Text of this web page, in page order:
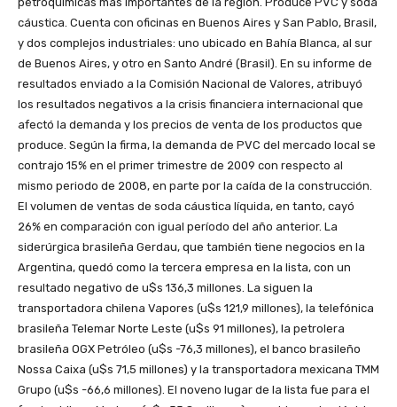
cáustica. Cuenta con oficinas en Buenos Aires y San Pablo, Brasil,
y dos complejos industriales: uno ubicado en Bahía Blanca, al sur
de Buenos Aires, y otro en Santo André (Brasil). En su informe de
resultados enviado a la Comisión Nacional de Valores, atribuyó
los resultados negativos a la crisis financiera internacional que
afectó la demanda y los precios de venta de los productos que
produce. Según la firma, la demanda de PVC del mercado local se
contrajo 15% en el primer trimestre de 2009 con respecto al
mismo periodo de 2008, en parte por la caída de la construcción.
El volumen de ventas de soda cáustica líquida, en tanto, cayó
26% en comparación con igual período del año anterior. La
siderúrgica brasileña Gerdau, que también tiene negocios en la
Argentina, quedó como la tercera empresa en la lista, con un
resultado negativo de u$s 136,3 millones. La siguen la
transportadora chilena Vapores (u$s 121,9 millones), la telefónica
brasileña Telemar Norte Leste (u$s 91 millones), la petrolera
brasileña OGX Petróleo (u$s -76,3 millones), el banco brasileño
Nossa Caixa (u$s 71,5 millones) y la transportadora mexicana TMM
Grupo (u$s -66,6 millones). El noveno lugar de la lista fue para el